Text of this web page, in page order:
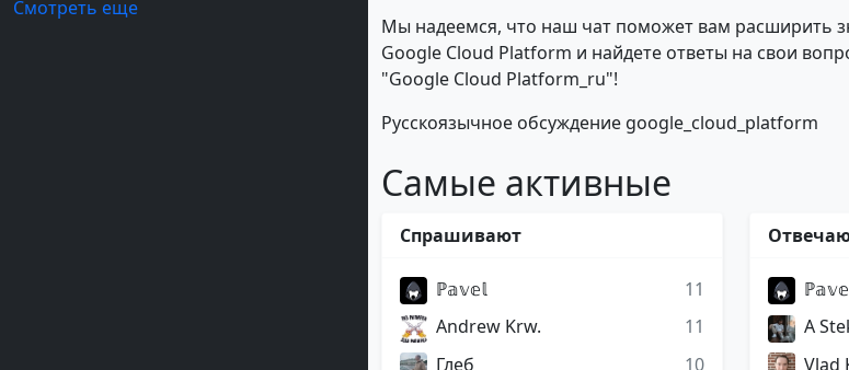
Смотреть еще
Мы надеемся, что наш чат поможет вам расширить
Google Cloud Platform и найдете ответы на свои
"Google Cloud Platform_ru"!
Русскоязычное обсуждение google_cloud_platform
Самые активные
Спрашивают
ℙ𝕒𝕧𝕖𝕝
11
Andrew Krw.
11
Глеб
10
A
Vlad